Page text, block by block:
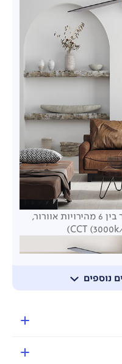
נוספים
הפעלה באמצעות שלט, ניתן לבחור בין 6 מהירויות אוורור,